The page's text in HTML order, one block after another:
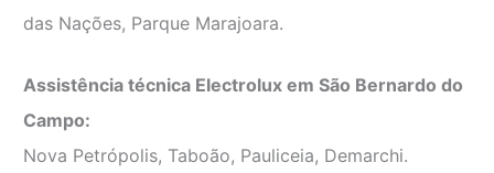
das Nações, Parque Marajoara.
Assistência técnica Electrolux em São Bernardo do
Campo:
Nova Petrópolis, Taboão, Pauliceia, Demarchi.